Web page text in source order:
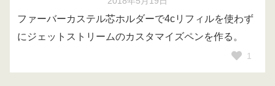
ファーバーカステル芯ホルダーで4cリフィルを使わず
にジェットストリームのカスタマイズペンを作る。
1